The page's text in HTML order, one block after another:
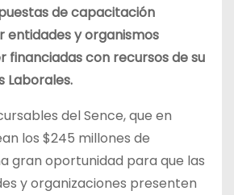
de capacitación
entidades y organismos
financiadas con recursos de su
Laborales.
del Sence, que en
los $245 millones de
gran oportunidad para que las
y organizaciones presenten